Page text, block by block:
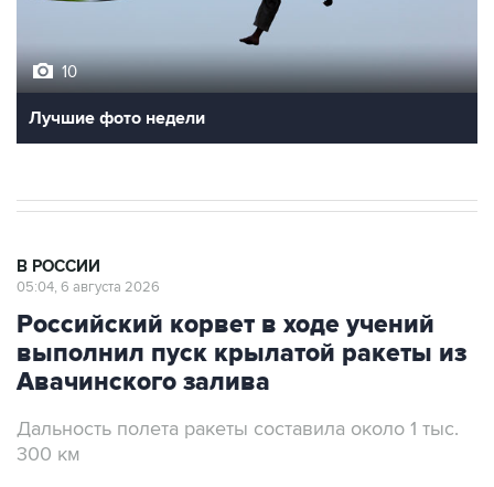
10
Лучшие фото недели
В РОССИИ
05:04, 6 августа 2026
Российский корвет в ходе учений
выполнил пуск крылатой ракеты из
Авачинского залива
Дальность полета ракеты составила около 1 тыс.
300 км